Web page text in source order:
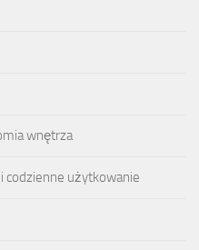
wnętrza
codzienne użytkowanie